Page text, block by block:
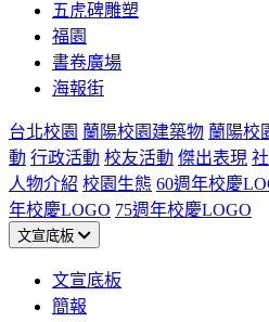
五虎碑雕塑
福園
書卷廣場
海報街
台北校園 蘭陽校園建築物 蘭陽校
動 行政活動 校友活動 傑出表現
人物介紹 校園生態 60週年校慶
年校慶LOGO 75週年校慶LOGO
文宣底板
文宣底板
簡報